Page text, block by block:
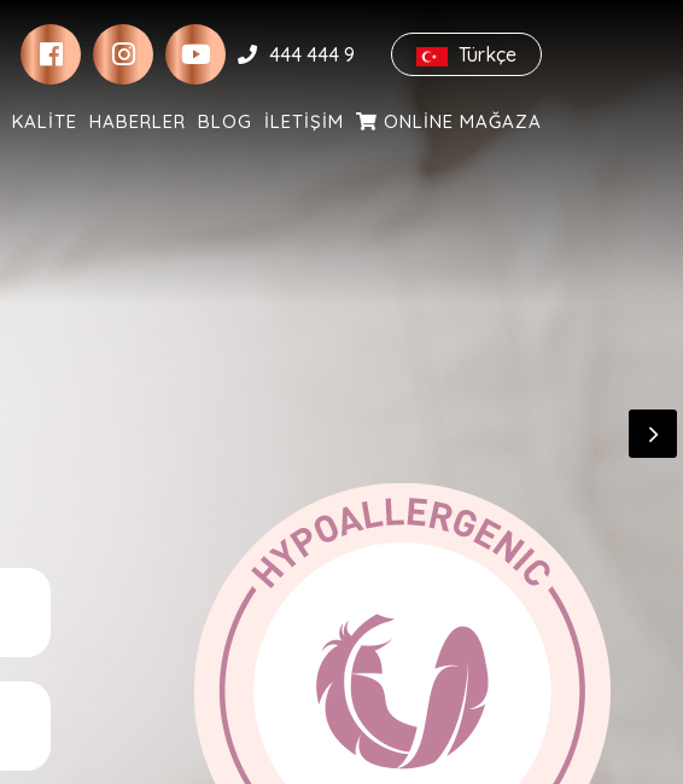
444 444 9 Türkçe
KALITE HABERLER BLOG İLETIŞIM ONLINE MAĞAZA